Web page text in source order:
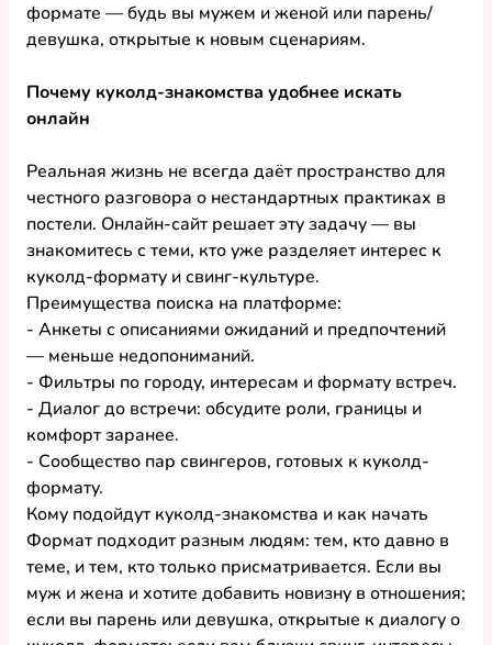
формате — будь вы мужем и женой или парень/
девушка, открытые к новым сценариям.
Почему куколд-знакомства удобнее искать
онлайн
Реальная жизнь не всегда даёт пространство для
честного разговора о нестандартных практиках в
постели. Онлайн-сайт решает эту задачу — вы
знакомитесь с теми, кто уже разделяет интерес к
куколд-формату и свинг-культуре.
Преимущества поиска на платформе:
- Анкеты с описаниями ожиданий и предпочтений
— меньше недопониманий.
- Фильтры по городу, интересам и формату встреч.
- Диалог до встречи: обсудите роли, границы и
комфорт заранее.
- Сообщество пар свингеров, готовых к куколд-
формату.
Кому подойдут куколд-знакомства и как начать
Формат подходит разным людям: тем, кто давно в
теме, и тем, кто только присматривается. Если вы
муж и жена и хотите добавить новизну в отношения;
если вы парень или девушка, открытые к диалогу о